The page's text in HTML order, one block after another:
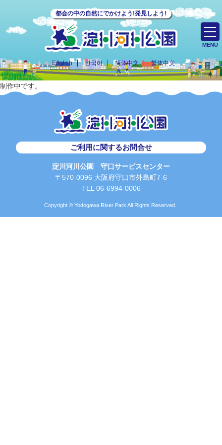
都会の中の自然にでかけよう!発見しよう!
English 한국어 简体中文 繁体中文
MENU
制作中です。
ご利用に関するお問合せ
淀川河川公園 守口サービスセンター
〒570-0096 大阪府守口市外島町7-6
TEL 06-6994-0006
Copyright © Yodogawa River Park All Rights Reserved..